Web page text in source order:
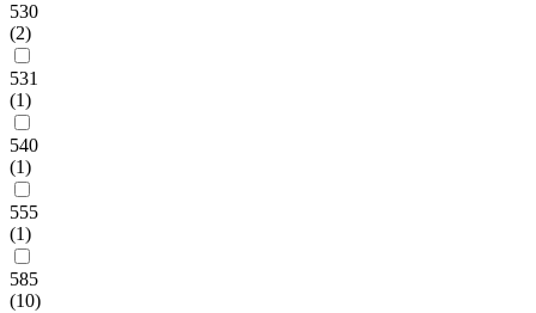
530
(2)
531
(1)
540
(1)
555
(1)
585
(10)